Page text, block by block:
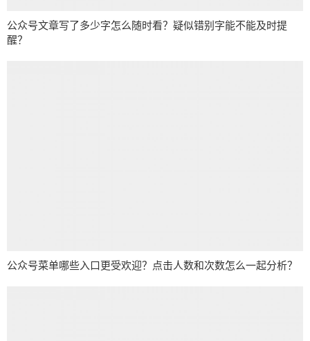
公众号文章写了多少字怎么随时看？疑似错别字能不能及时提
醒？
公众号菜单哪些入口更受欢迎？点击人数和次数怎么一起分析？